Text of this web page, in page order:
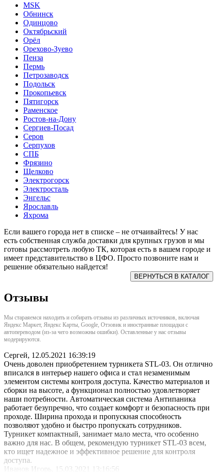
MSK
Обнинск
Одинцово
Октябрьский
Орёл
Орехово-Зуево
Пенза
Пермь
Петрозаводск
Подольск
Прокопьевск
Пятигорск
Раменское
Ростов-на-Дону
Сергиев-Посад
Серов
Серпухов
СПБ
Фрязино
Щелково
Электрогорск
Электросталь
Энгельс
Ярославль
Яхрома
Если вашего города нет в списке – не отчаивайтесь! У нас
есть собственная служба доставки для крупных грузов и мы
готовы рассмотреть любую ТК, которая есть в вашем городе и
имеет представительство в ЦФО. Просто позвоните нам и
решение обязательно найдется!
Отзывы
Мы стараяемся находить и собирать отзывы из различных источников, включая
Яндекс Маркет, Яндекс Карты, Google, Отзовик и иностранные площадки с
автопереводом (из-за чего возможны ошибки). Оставленные у нас отзывы
модерируются.
Сергей, 12.05.2021 16:39:19
Очень доволен приобретением турникета STL-03. Он отлично
вписался в интерьер нашего офиса и стал незаменимым
элементом системы контроля доступа. Качество материалов и
сборки на высоте, а функционал полностью удовлетворяет
наши потребности. Автоматическая система Антипаника
работает безупречно, что создает комфорт и безопасность при
проходе. Ширина прохода и пропускная способность
позволяют удобно и быстро пропускать сотрудников.
Турникет компактный, занимает мало места, что особенно
важно для нас. В общем, рекомендую турникет STL-03 всем,
кто ищет надежное и эффективное решение для контроля
доступа.
Иванов Игорь
15.03.2021 13:16:56